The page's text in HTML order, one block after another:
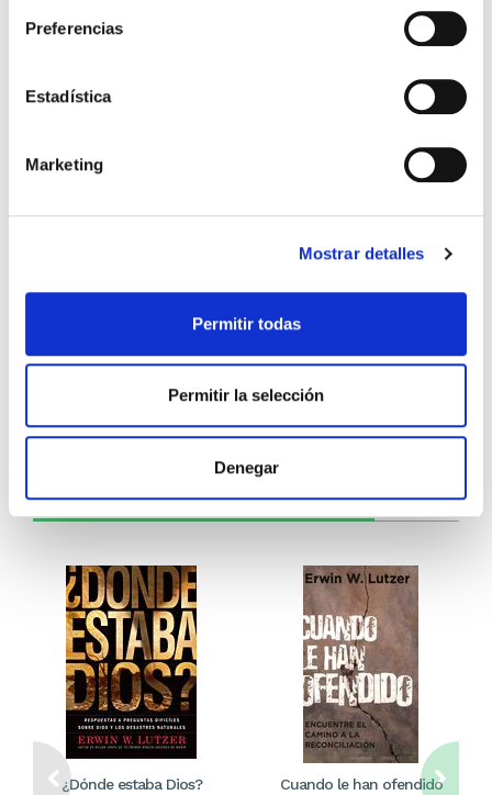
Preferencias
Estadística
Marketing
Mostrar detalles
Permitir todas
Permitir la selección
Denegar
0,50€ (5%)
Stock:-
Stock:-
Otros títulos del autor
¿Dónde estaba Dios? Cuando le han ofendido